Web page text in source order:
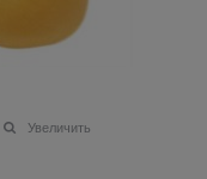
Увеличить